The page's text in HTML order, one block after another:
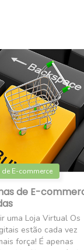
E-commerce
de E-
uma Loja Virtual Os
estão cada vez
força! É apenas